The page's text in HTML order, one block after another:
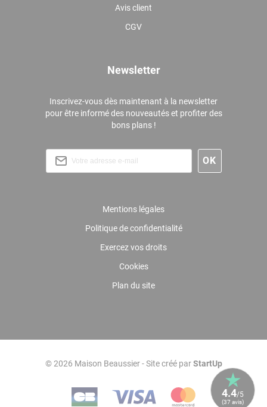
4.4/5
(37 avis)
Avis client
CGV
Newsletter
Inscrivez-vous dès maintenant à la newsletter
pour être informé des nouveautés et profiter des
bons plans !
Mentions légales
Politique de confidentialité
Exercez vos droits
Cookies
Plan du site
© 2026 Maison Beaussier - Site créé parStartUp